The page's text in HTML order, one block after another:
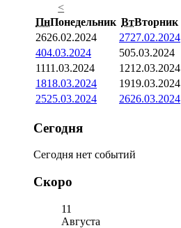
<
ПнПонедельник ВтВторник
2626.02.2024 2727.02.2024
404.03.2024 505.03.2024
1111.03.2024 1212.03.2024
1818.03.2024 1919.03.2024
2525.03.2024 2626.03.2024
Сегодня
Сегодня нет событий
Скоро
11
Августа